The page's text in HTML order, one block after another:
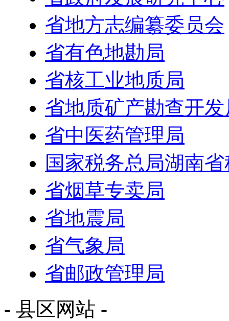
省地方志编纂委员会
省有色地勘局
省核工业地质局
省地质矿产勘查开发
省中医药管理局
国家税务总局湖南
省烟草专卖局
省地震局
省气象局
省邮政管理局
- 县区网站 -